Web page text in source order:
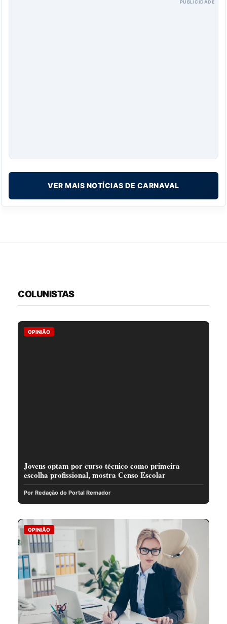
PUBLICIDADE
VER MAIS NOTÍCIAS DE CARNAVAL
COLUNISTAS
OPINIÃO
Jovens optam por curso técnico como primeira
escolha profissional, mostra Censo Escolar
Por Redação do Portal Remador
OPINIÃO